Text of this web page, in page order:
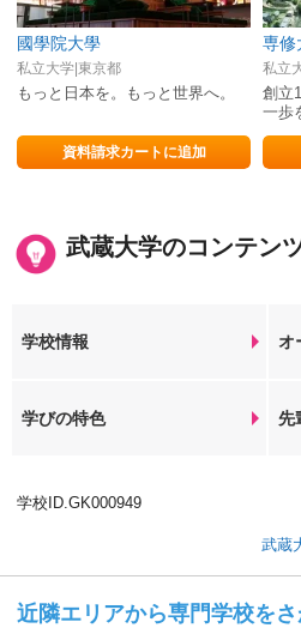
國學院大學
私立大学|東京都
もっと日本を。もっと世界へ。
資料請求カートに追加
専修
私立
創立
一歩
武蔵大学のコンテン
学校情報 オ
学びの特色 先
学校ID.GK000949
武蔵
近隣エリアから専門学校を